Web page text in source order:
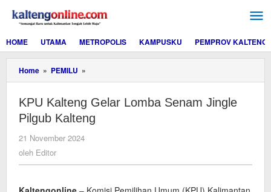
konten
HOME
UTAMA METROPOLIS KAMPUSKU PEMPROV KALTENG
Home » PEMILU »
Kalteng
Lomba
Senam
Jingle
KPU Kalteng Gelar Lomba Senam Jingle
Pilgub Kalteng
21 November 2024
oleh Editor